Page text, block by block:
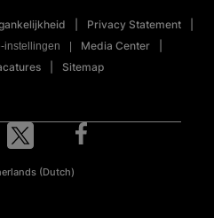
Privacy Statement
instellingen
Media Center
Sitemap
(Dutch)